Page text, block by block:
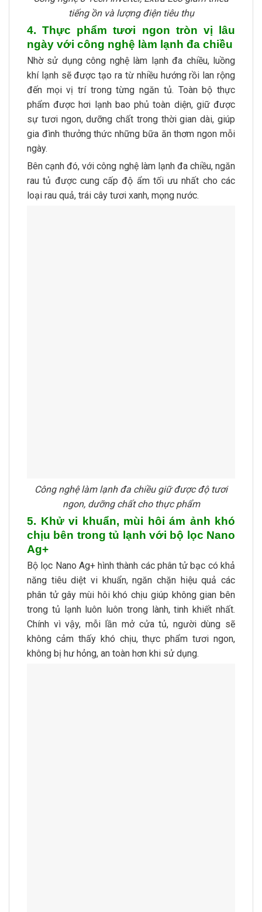
tiếng ồn và lượng điện tiêu thụ
4. Thực phẩm tươi ngon tròn vị lâu
ngày với công nghệ làm lạnh đa chiều
Nhờ sử dụng công nghệ làm lạnh đa chiều, luồng
khí lạnh sẽ được tạo ra từ nhiều hướng rồi lan rộng
đến mọi vị trí trong từng ngăn tủ. Toàn bộ thực
phẩm được hơi lạnh bao phủ toàn diện, giữ được
sự tươi ngon, dưỡng chất trong thời gian dài, giúp
gia đình thưởng thức những bữa ăn thơm ngon mỗi
ngày.
Bên cạnh đó, với công nghệ làm lạnh đa chiều, ngăn
rau tủ được cung cấp độ ẩm tối ưu nhất cho các
loại rau quả, trái cây tươi xanh, mọng nước.
Công nghệ làm lạnh đa chiều giữ được độ tươi
ngon, dưỡng chất cho thực phẩm
5. Khử vi khuẩn, mùi hôi ám ảnh khó
chịu bên trong tủ lạnh với bộ lọc Nano
Ag+
Bộ lọc Nano Ag+ hình thành các phân tử bạc có khả
năng tiêu diệt vi khuẩn, ngăn chặn hiệu quả các
phân tử gây mùi hôi khó chịu giúp không gian bên
trong tủ lạnh luôn luôn trong lành, tinh khiết nhất.
Chính vì vậy, mỗi lần mở cửa tủ, người dùng sẽ
không cảm thấy khó chịu, thực phẩm tươi ngon,
không bị hư hỏng, an toàn hơn khi sử dụng.